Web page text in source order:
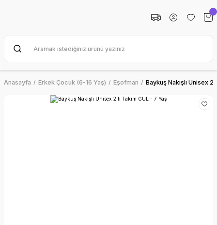
Anasayfa Erkek Çocuk (6-16 Yaş) Eşofman Baykuş Nakışlı Unisex